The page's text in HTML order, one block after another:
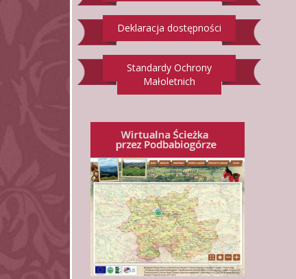
Deklaracja dostępności
Standardy Ochrony
Małoletnich